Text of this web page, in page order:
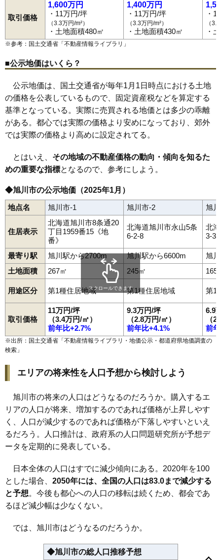
東光2条 752万円 14.0%
44 9条通 749万円 -0.9%
東6条 9.5万円 684万円 11.0%
46 春光5条 9.5万円
47 緑が丘3条
東光12条 9.4万円 760万円
50 末広1条 9.4万円 730万円 21.0%
51 東光14条 9.2万円 717万円 21.6%
52 東光10条 9.2万円
54 東光11条 9.2万円 769万円 17.5%
56 川端町4条 9.1万円
57 東3条 671万円 14.0%
緑が丘東3条 9.1万円
59 豊岡9条 9.1万円 20.7%
60 旭神1条 9.1万円 656万円 18.7%
61 東光16条 9.1万円 681万円 14.4%
62 緑が丘東5条 9.1万円 681万円 18.7%
63 末広東1条 9.1万円 762万円 32.0%
東光9条 652万円 13.1%
65 東5条 649万円 15.1%
66 豊岡12条 9.0万円 674万円 14.1%
67
69 東光1条 8.9万円 752万円
70 豊岡13条
71 東光22条 8.9万円 560万円 30.1%
緑町 8.8万円 554万円 17.0%
73 神楽岡4条 8.8万円 697万円 15.8%
74 春光1条 8.8万円
75 川端町2条 8.8万円
76 春光3条 8.7万円 602万円 9.9%
77 神楽5条 8.7万円 615万円 11.4%
78 東光20条 8.7万円
東光19条 8.7万円
取引価格
1,600万円
・11万円/坪
（3.3万円/m²）
・土地面積480㎡
1,400万円
・11万円/坪
（3.3万円/m²）
・土地面積430㎡
・
（
・
※参考：国土交通省「 不動産情報ライブラリ 」
■公示地価はいくら？
公示地価は、国土交通省が毎年1月1日時点における土地
の価格を公表しているもので、固定資産税などを算定する
基準となっている。実際に売買される地価とは多少の乖離
がある。都心では実際の価格より安めになっており、郊外
では実際の価格より高めに設定されてる。
とはいえ、 その地域の不動産価格の動向・傾向を知るた
めの重要な指標となるので、参考にしよう。
◆旭川市の公示地価（2025年1月）
地点名 旭川市-1 旭川市-2 旭
住居表示
北海道旭川市8条通20
丁目1959番15《地
番》
北海道旭川市永山5条
6-2-8
北
3-3-
最寄り駅 旭川駅から2700m 旭川駅から6600m
旭
土地面積
267㎡ 245㎡ 165
用途区分 第1種住居地域 第1種住居地域 第1
取引価格
11万円/坪
（3.4万円/㎡）
前年比+2.7%
9.3万円/坪
（2.8万円/㎡）
前年比+4.1%
6.9
（
前
スクロールできます
※出所：国土交通省「 不動産情報ライブラリ・地価公示・都道府県地価調査の
検索 」
エリアの将来性を人口予想から検討しよう
旭川市の将来の人口はどうなるのだろうか。購入するエ
リアの人口が将来、増加するのであれば価格が上昇しやす
く、人口が減少するのであれば価格が下落しやすいといえ
るだろう。人口推計は、政府系の人口問題研究所が予想デ
ータを定期的に発表している。
日本全体の人口はすでに減少傾向にある。2020年を100
とした場合、 2050年には、全国の人口は83.0まで減少する
と予想。今後も都心への人口の移転は続くため、都会であ
るほど減少幅は少なくない。
では、旭川市はどうなるのだろうか。
◆旭川市の総人口推移予想
1条通 2条通3条通 3条西 4条通5条通5条西6条通6条西7条通
7条西8条通8条西9条通10条通
神楽7条神楽岡1条神楽岡2条神楽岡3条神楽岡4条神楽岡5条
神楽岡7条
神楽岡8条神楽岡9条神楽岡10条神楽岡11条
神楽岡12条神楽岡13条神楽岡14条神楽岡16条神居1条
神居2条神居3条神居4条神居5条神居6条神居7条神居8条
神居9条 亀吉1条 亀吉2条
川端町5条旭神1条旭神2条旭神町
春光6条春光7条 春光台1条 春光台2条 春光台3条
春光台5条春光町新星町 新富1条新富2条新富3条
末広東1条末広東2条末広東3条住吉4条住吉5条
台場1条台場2条台場3条台場東高砂台